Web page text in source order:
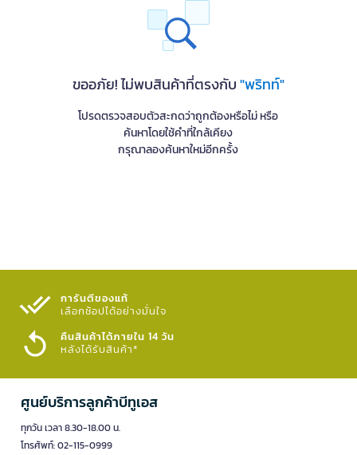
ขออภัย! ไม่พบสินค้าที่ตรงกับ"พริทท์"
โปรดตรวจสอบตัวสะกดว่าถูกต้องหรือไม่ หรือ
ค้นหาโดยใช้คำที่ใกล้เคียง
กรุณาลองค้นหาใหม่อีกครั้ง
การันตีของแท้
เลือกช้อปได้อย่างมั่นใจ​
คืนสินค้าได้ภายใน 14 วัน
หลังได้รับสินค้า*
ศูนย์บริการลูกค้าบีทูเอส
ทุกวัน เวลา 8.30-18.00 น.
โทรศัพท์: 02-115-0999